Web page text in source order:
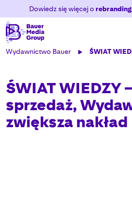
Dowiedz się więcej o
Wydawnictwo Bauer ŚWIAT
ŚWIAT WIEDZY
sprzedaż,
zwiększa nakład